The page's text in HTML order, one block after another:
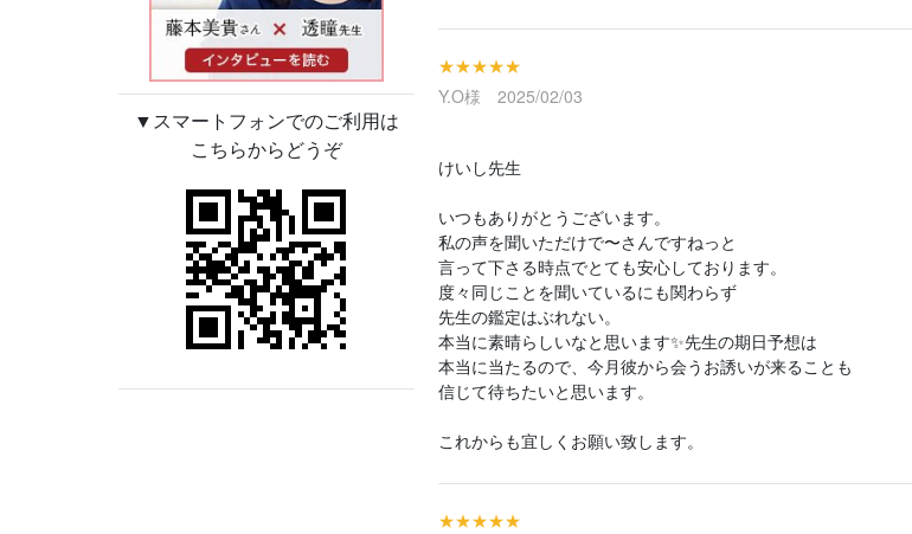
▼スマートフォンでのご利用は
こちらからどうぞ
★★★★★
Y.O様 2025/02/03
けいし先生
いつもありがとうございます。
私の声を聞いただけで〜さんですねっと
言って下さる時点でとても安心しております。
度々同じことを聞いているにも関わらず
先生の鑑定はぶれない。
本当に素晴らしいなと思います✨先生の期日予想は
本当に当たるので、今月彼から会うお誘いが来ることも
信じて待ちたいと思います。
これからも宜しくお願い致します。
★★★★★